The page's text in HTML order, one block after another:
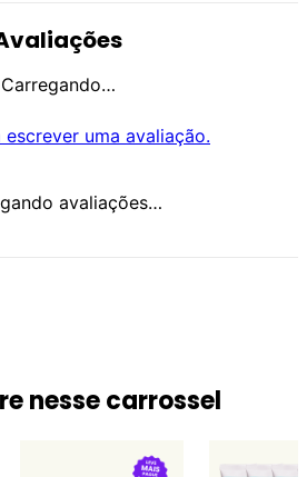
Carregando…
uma avaliação.
avaliações…
nesse carrossel